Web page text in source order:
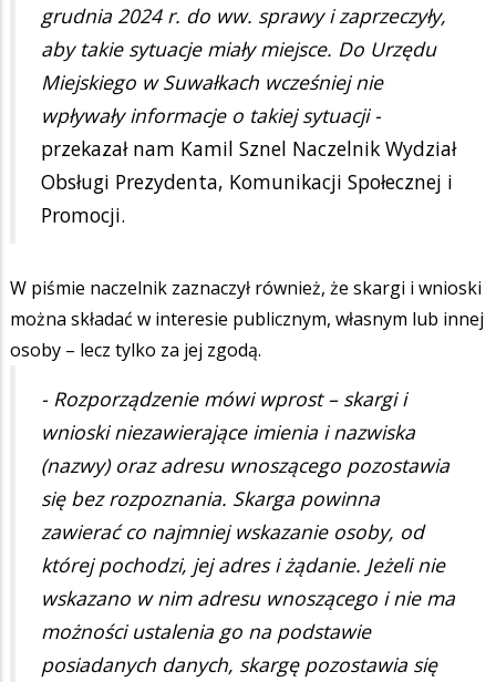
grudnia 2024 r. do ww. sprawy i zaprzeczyły,
aby takie sytuacje miały miejsce. Do Urzędu
Miejskiego w Suwałkach wcześniej nie
wpływały informacje o takiej sytuacji -
przekazał nam Kamil Sznel Naczelnik Wydział
Obsługi Prezydenta, Komunikacji Społecznej i
Promocji.
W piśmie naczelnik zaznaczył również, że skargi i wnioski
można składać w interesie publicznym, własnym lub innej
osoby – lecz tylko za jej zgodą.
- Rozporządzenie mówi wprost – skargi i
wnioski niezawierające imienia i nazwiska
(nazwy) oraz adresu wnoszącego pozostawia
się bez rozpoznania. Skarga powinna
zawierać co najmniej wskazanie osoby, od
której pochodzi, jej adres i żądanie. Jeżeli nie
wskazano w nim adresu wnoszącego i nie ma
możności ustalenia go na podstawie
posiadanych danych, skargę pozostawia się